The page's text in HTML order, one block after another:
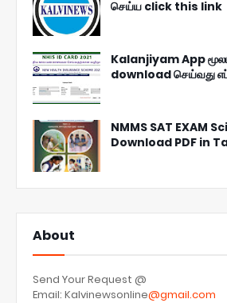
செய்ய click this link
Kalanjiyam App
download செய்வது
NMMS SAT EXAM
Download PDF in
About
Send Your Request @
Email: Kalvinewsonline@gmail.com